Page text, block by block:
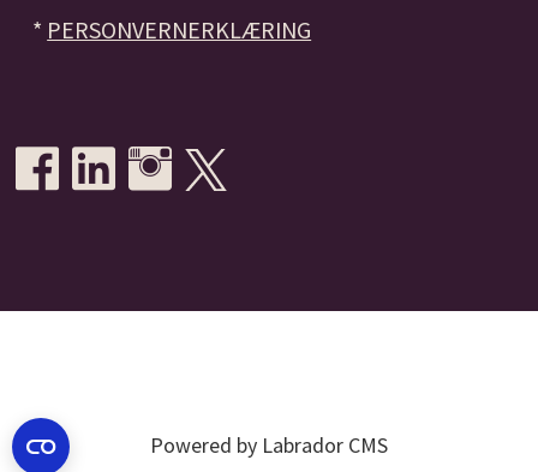
* PERSONVERNERKLÆRING
Powered by Labrador CMS